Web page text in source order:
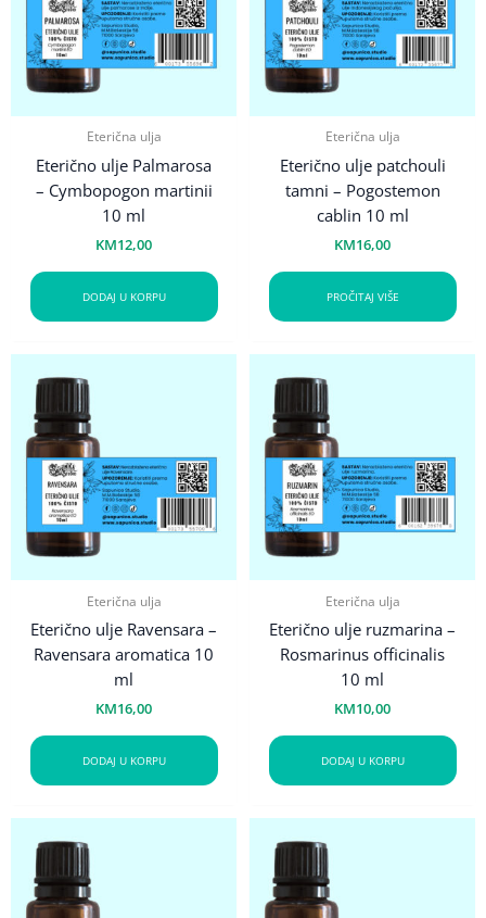
Eterična ulja
Eterično ulje Palmarosa
– Cymbopogon martinii
10 ml
KM12,00
DODAJ U KORPU
Eterična ulja
Eterično ulje patchouli
tamni – Pogostemon
cablin 10 ml
KM16,00
PROČITAJ VIŠE
Eterična ulja
Eterično ulje Ravensara –
Ravensara aromatica 10
ml
KM16,00
DODAJ U KORPU
Eterična ulja
Eterično ulje ruzmarina –
Rosmarinus officinalis
10 ml
KM10,00
DODAJ U KORPU